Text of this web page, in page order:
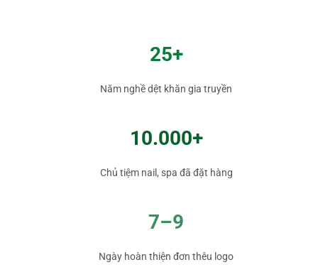
25+
Năm nghề dệt khăn gia truyền
10.000+
Chủ tiệm nail, spa đã đặt hàng
7–9
Ngày hoàn thiện đơn thêu logo